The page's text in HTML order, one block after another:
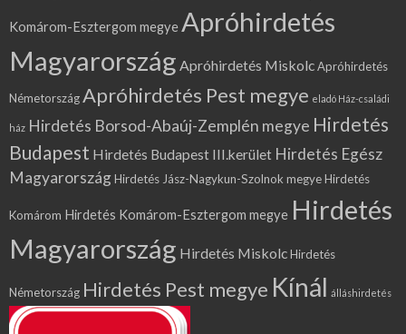
Komárom-Esztergom megye Apróhirdetés
Magyarország Apróhirdetés MiskolcApróhirdetés
NémetországApróhirdetés Pest megye eladó Ház-családi
ház Hirdetés Borsod-Abaúj-Zemplén megye Hirdetés
Budapest Hirdetés Budapest III.kerület Hirdetés Egész
MagyarországHirdetés Jász-Nagykun-Szolnok megyeHirdetés
Komárom Hirdetés Komárom-Esztergom megye Hirdetés
Magyarország Hirdetés MiskolcHirdetés
Németország Hirdetés Pest megye Kínál álláshirdetés